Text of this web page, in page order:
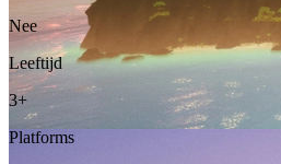
Nee
Leeftijd
3+
Platforms